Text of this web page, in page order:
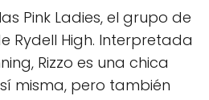
Pink Ladies, el grupo de
Rydell High. Interpretada
Rizzo es una chica
misma, pero también